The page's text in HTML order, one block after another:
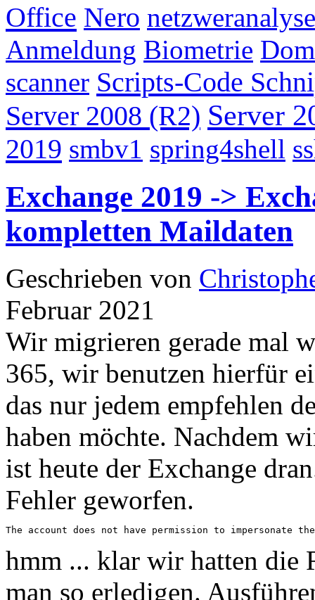
Office Nero netzweranalyse
Anmeldung Biometrie
scanner Scripts-Code
Server 2008 (R2) Server
2019 smbv1 spring4shell
Exchange 2019 ->
kompletten Maildaten
Geschrieben von
Februar 2021
Wir migrieren gerade mal
365, wir benutzen hierfür
das nur jedem empfehlen
haben möchte. Nachdem
ist heute der Exchange
Fehler geworfen.
The account does not have permission to impersonate
hmm ... klar wir hatten die
man so erledigen.